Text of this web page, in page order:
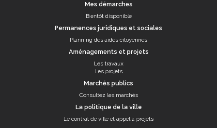
Mes démarches
Bientôt disponible
Permanences juridiques et sociales
Planning des aides citoyennes
Aménagements et projets
Les travaux
Les projets
Marchés publics
Consultez les marchés
La politique de la ville
Le contrat de ville et appel à projets